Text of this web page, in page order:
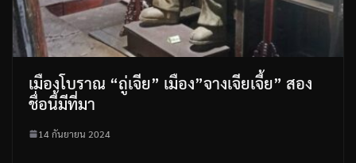
เมืองโบราณ “ถู่เจีย” เมือง”จางเจียเจี้ย” สอง
ชื่อนี้มีที่มา
14 กันยายน 2024